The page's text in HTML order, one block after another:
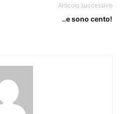
Articolo successivo
..e sono cento!